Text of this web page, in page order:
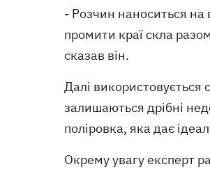
- Розчин наноситься на
промити краї скла
сказав він.
Далі використовується
залишаються дрібні
поліровка, яка дає
Окрему увагу експерт